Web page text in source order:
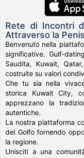
Rete di Incontri
Attraverso la
Benvenuto nella
significative. Gulf-
Saudita, Kuwait,
costruite su valori
Che tu sia nella
storica Kuwait City,
apprezzano la
autentiche.
La nostra piattaforma
del Golfo fornendo
la regione.
Unisciti a una